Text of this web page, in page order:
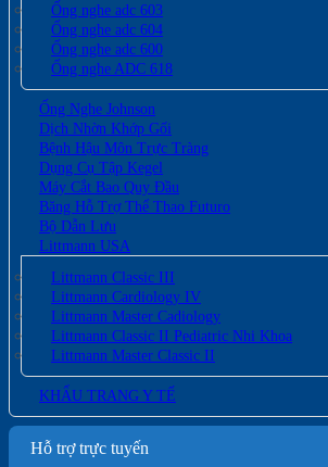
Ống nghe adc 603
Ống nghe adc 604
Ống nghe adc 600
Ống nghe ADC 618
Ống Nghe Johnson
Dịch Nhờn Khớp Gối
Bệnh Hậu Môn Trực Tràng
Dụng Cụ Tập Kegel
Máy Cắt Bao Quy Đầu
Băng Hỗ Trợ Thể Thao Futuro
Bộ Dẫn Lưu
Littmann USA
Littmann Classic III
Littmann Cardiology IV
Littmann Master Cadiology
Littmann Classic II Pediatric Nhi Khoa
Littmann Master Classic II
KHẨU TRANG Y TẾ
Hỗ trợ trực tuyến